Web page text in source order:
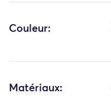
Couleur:
Matériaux: